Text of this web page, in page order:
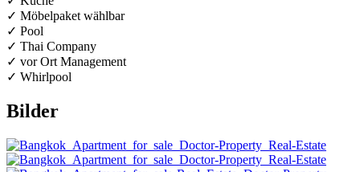
✓ Möbelpaket wählbar
✓ Pool
✓ Thai Company
✓ vor Ort Management
✓ Whirlpool
Bilder